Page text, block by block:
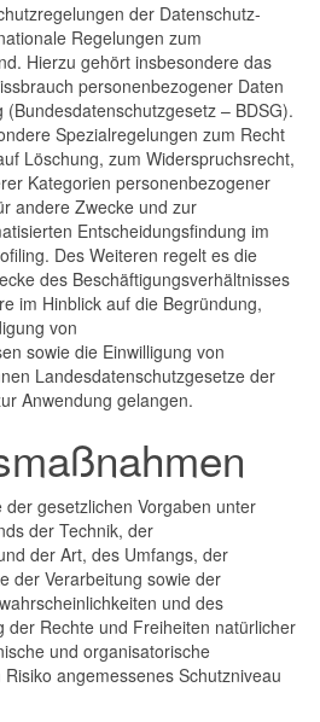
der Datenschutz-
Regelungen zum
Hierzu gehört insbesondere das
personenbezogener Daten
– BDSG).
Spezialregelungen zum Recht
Löschung, zum Widerspruchsrecht,
Kategorien personenbezogener
andere Zwecke und zur
Entscheidungsfindung im
Des Weiteren regelt es die
des Beschäftigungsverhältnisses
im Hinblick auf die Begründung,
von
sowie die Einwilligung von
Landesdatenschutzgesetze der
Anwendung gelangen.
gesetzlichen Vorgaben unter
der Technik, der
der Art, des Umfangs, der
der Verarbeitung sowie der
und des
der Rechte und Freiheiten natürlicher
und organisatorische
angemessenes Schutzniveau